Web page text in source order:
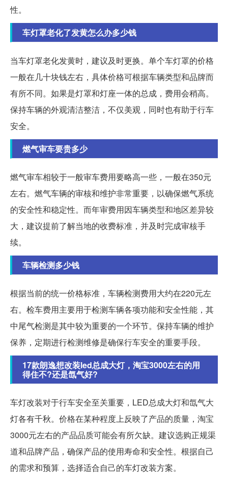
性。
车灯罩老化了发黄怎么办多少钱
当车灯罩老化发黄时，建议及时更换。单个车灯罩的价格
一般在几十块钱左右，具体价格可根据车辆类型和品牌而
有所不同。如果是灯罩和灯座一体的总成，费用会稍高。
保持车辆的外观清洁整洁，不仅美观，同时也有助于行车
安全。
燃气审车要贵多少
燃气审车相较于一般审车费用要略高一些，一般在350元
左右。燃气车辆的审核和维护非常重要，以确保燃气系统
的安全性和稳定性。而年审费用因车辆类型和地区差异较
大，建议提前了解当地的收费标准，并及时完成审核手
续。
车辆检测多少钱
根据当前的统一价格标准，车辆检测费用大约在220元左
右。检车费用主要用于检测车辆各项功能和安全性能，其
中尾气检测是其中较为重要的一个环节。保持车辆的维护
保养，定期进行检测维修是确保行车安全的重要手段。
17款朗逸想改装led总成大灯，淘宝3000左右的用
得住不?还是氙气好?
车灯改装对于行车安全至关重要，LED总成大灯和氙气大
灯各有千秋。价格在某种程度上反映了产品的质量，淘宝
3000元左右的产品品质可能会有所欠缺。建议选购正规渠
道和品牌产品，确保产品的使用寿命和安全性。根据自己
的需求和预算，选择适合自己的车灯改装方案。